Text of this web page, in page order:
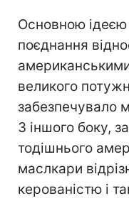
Основною
поєднання
великого
забезпечувало
З іншого боку,
тодішнього
маслкари
керованістю і